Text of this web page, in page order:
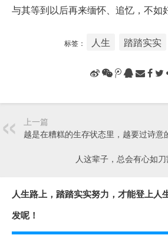
与其等到以后再来缅怀、追忆，不如
标签： 人生 踏踏实实
上一篇
越是在糟糕的生存状态里，越要过诗意
人这辈子，总会有心如
人生路上，踏踏实实努力，才能登上人
发呢！